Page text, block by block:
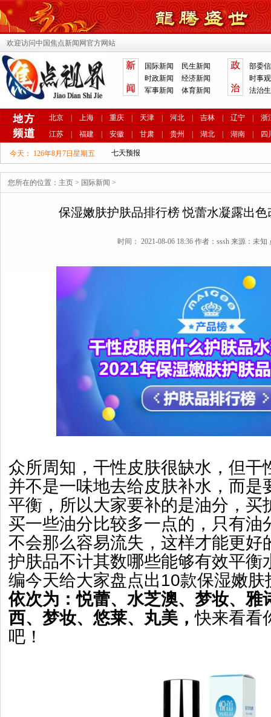
欢迎访问中国焦点新闻网官方网站
国际新闻
民生新闻
时政新闻
经济新闻
军事新闻
体育新闻
部委
时事
法治
北京 上海 重庆 天津 河北 吉林 辽宁
浙
江苏
福建 安徽 甘肃 贵州 湖北 湖南 四
今天： 126年8月7日星期五
您所在的位置： 主页 > 国际新闻 >
保湿嫩肤护肤品排行榜 悦蕾水凝露出
时间： 2021-08-06 18:36 作者：sssh 来源：未
众所周知，干性皮肤很缺水，但干
并不是一味地去给皮肤补水，而是
平衡，所以大家要补的是油分，买
买一些油分比较多一点的，只有油
不会那么容易流失，这样才能更好
护肤品不计其数哪些能够有效平衡
编今天给大家盘点出10款保湿嫩肤
依次为：悦蕾、水芝澳、梦妆、雅
西、梦妆、悠莱、丸美，快来看看
吧！